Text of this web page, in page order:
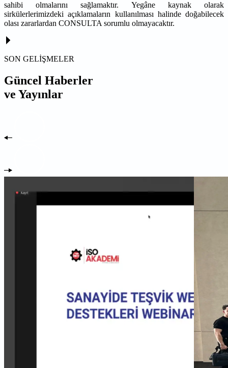
sahibi olmalarını sağlamaktır. Yegâne kaynak olarak
sirkülerlerimizdeki açıklamaların kullanılması halinde doğabilecek
olası zararlardan CONSULTA sorumlu olmayacaktır.
SON GELİŞMELER
Güncel Haberler
ve Yayınlar